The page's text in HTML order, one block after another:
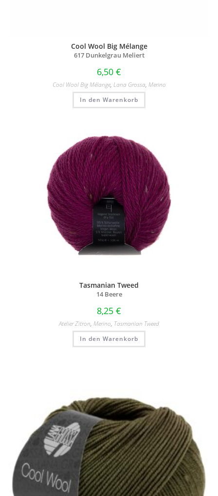
Cool Wool Big Mélange
617 Dunkelgrau Meliert
6,50 €
Cool Wool Big Mélange, Lana Grossa, Merino
In den Warenkorb
Tasmanian Tweed
14 Beere
8,25 €
Atelier Zitron, Merino, Tasmanian Tweed
In den Warenkorb